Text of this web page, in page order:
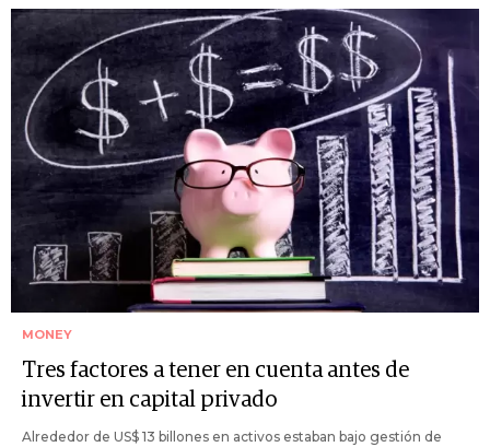
MONEY
Tres factores a tener en cuenta antes de
invertir en capital privado
Alrededor de US$ 13 billones en activos estaban bajo gestión de